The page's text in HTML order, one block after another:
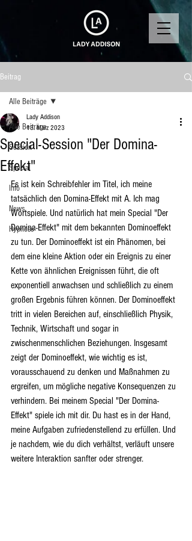
Beitrag
Alle Beiträge
Session
Special
Info
News
Hypnose
Alle Beiträge
Special-Session "Der Domina-
Effekt"
Lady Addison
13. März 2023
Es ist kein Schreibfehler im Titel, ich meine
tatsächlich den Domina-Effekt mit A. Ich mag
Wortspiele. Und natürlich hat mein Special "Der
Domina-Effekt" mit dem bekannten Dominoeffekt
zu tun. Der Dominoeffekt ist ein Phänomen, bei
dem eine kleine Aktion oder ein Ereignis zu einer
Kette von ähnlichen Ereignissen führt, die oft
exponentiell anwachsen und schließlich zu einem
großen Ergebnis führen können. Der Dominoeffekt
tritt in vielen Bereichen auf, einschließlich Physik,
Technik, Wirtschaft und sogar in
zwischenmenschlichen Beziehungen. Insgesamt
zeigt der Dominoeffekt, wie wichtig es ist,
vorausschauend zu denken und Maßnahmen zu
ergreifen, um mögliche negative Konsequenzen zu
verhindern. Bei meinem Special "Der Domina-
Effekt" spiele ich mit dir. Du hast es in der Hand,
meine Aufgaben zufriedenstellend zu erfüllen. Und
je nachdem, wie du dich verhältst, verläuft unsere
weitere Interaktion sanfter oder strenger.